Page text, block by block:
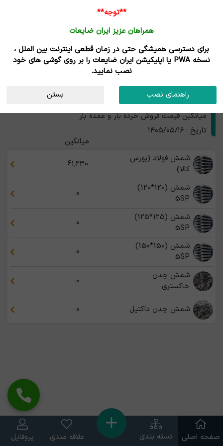
قیمت روز خریداران فروشندگان
نتایج جستجوی قیمت
قیمت محصولات فولاد و چدن
میانگین قیمت فروش خرده بار و عمده بار
تاریخ : ۱۴۰۵/۰۵/۱۶
میانگین
شمش فولاد (بورس
کالا)
61,230
شمش (120*120)
5SP
0
شمش (125*125)
5SP
0
شمش (150*150)
5SP
0
شمش چدن
خاکستری
0
شمش چدن داکتیل 0
**توجه**
همراهان عزیز ایران ضایعات
برای دسترسی همیشگی حتی در زمان قطعی اینترنت بین الملل ،
نسخه PWA یا اپلیکیشن ایران ضایعات را بر روی گوشی های خود
نصب نمایید.
راهنمای نصب بستن
صفحه اصلی دسته بندی علاقه مندی پروفایل